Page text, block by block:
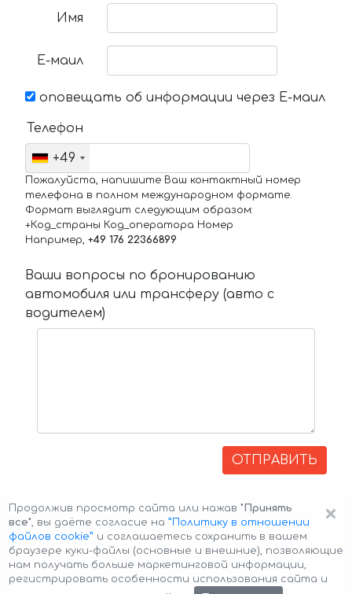
Имя
Е-маил
оповещать об информации через Е-маил
Телефон
+49
Пожалуйста, напишите Ваш контактный номер
телефона в полном международном формате.
Формат выглядит следующим образом:
+Код_страны Код_оператора Номер
Например, +49 176 22366899
Ваши вопросы по бронированию
автомобиля или трансферу (авто с
водителем)
ОТПРАВИТЬ
×
Продолжив просмотр сайта или нажав "Принять
все", вы даёте согласие на ”Политику в отношении
файлов cookie” и соглашаетесь сохранить в вашем
браузере куки-файлы (основные и внешние), позволяющие
нам получать больше маркетинговой информации,
регистрировать особенности использования сайта и